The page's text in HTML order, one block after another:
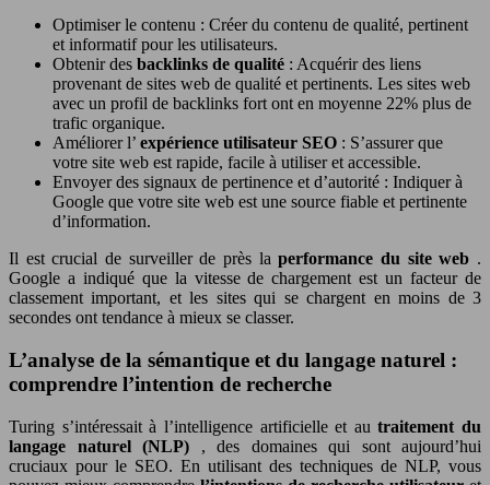
Optimiser le contenu : Créer du contenu de qualité, pertinent
et informatif pour les utilisateurs.
Obtenir des backlinks de qualité : Acquérir des liens
provenant de sites web de qualité et pertinents. Les sites web
avec un profil de backlinks fort ont en moyenne 22% plus de
trafic organique.
Améliorer l’ expérience utilisateur SEO : S’assurer que
votre site web est rapide, facile à utiliser et accessible.
Envoyer des signaux de pertinence et d’autorité : Indiquer à
Google que votre site web est une source fiable et pertinente
d’information.
Il est crucial de surveiller de près laperformance du site web .
Google a indiqué que la vitesse de chargement est un facteur de
classement important, et les sites qui se chargent en moins de 3
secondes ont tendance à mieux se classer.
L’analyse de la sémantique et du langage naturel :
comprendre l’intention de recherche
Turing s’intéressait à l’intelligence artificielle et autraitement du
langage naturel (NLP) , des domaines qui sont aujourd’hui
cruciaux pour le SEO. En utilisant des techniques de NLP, vous